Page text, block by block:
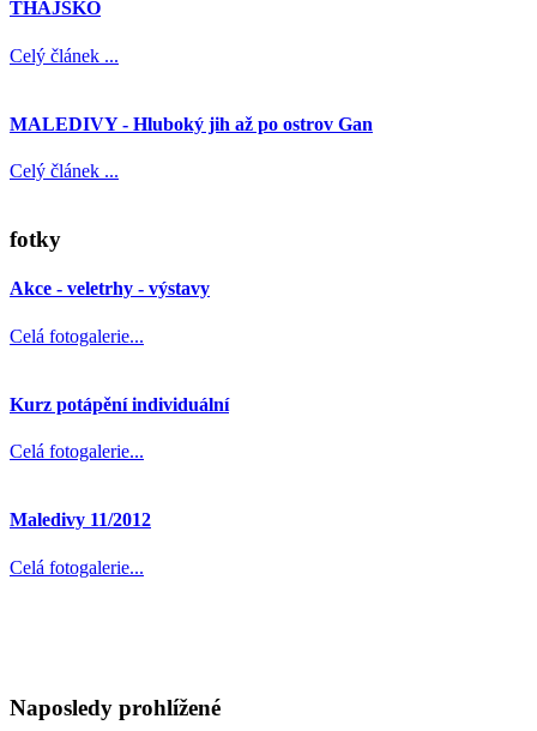
THAJSKO
Celý článek ...
MALEDIVY - Hluboký jih až po ostrov Gan
Celý článek ...
fotky
Akce - veletrhy - výstavy
Celá fotogalerie...
Kurz potápění individuální
Celá fotogalerie...
Maledivy 11/2012
Celá fotogalerie...
Naposledy prohlížené